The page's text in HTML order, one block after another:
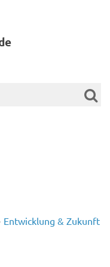
Entwicklung & Zukunft